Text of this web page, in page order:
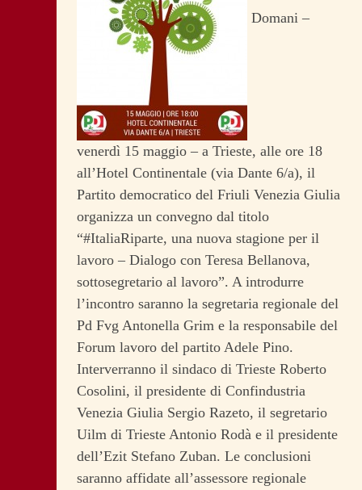
Domani –
venerdì 15 maggio – a Trieste, alle ore 18
all’Hotel Continentale (via Dante 6/a), il
Partito democratico del Friuli Venezia Giulia
organizza un convegno dal titolo
“#ItaliaRiparte, una nuova stagione per il
lavoro – Dialogo con Teresa Bellanova,
sottosegretario al lavoro”. A introdurre
l’incontro saranno la segretaria regionale del
Pd Fvg Antonella Grim e la responsabile del
Forum lavoro del partito Adele Pino.
Interverranno il sindaco di Trieste Roberto
Cosolini, il presidente di Confindustria
Venezia Giulia Sergio Razeto, il segretario
Uilm di Trieste Antonio Rodà e il presidente
dell’Ezit Stefano Zuban. Le conclusioni
saranno affidate all’assessore regionale